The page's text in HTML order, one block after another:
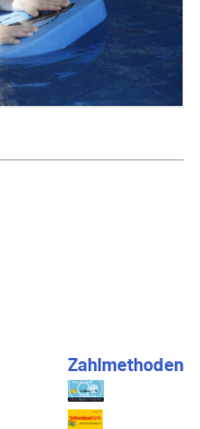
Zahlmethoden